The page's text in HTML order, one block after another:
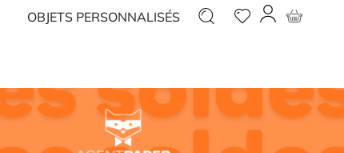
OBJETS PERSONNALISÉS
Déjà inscrit ? Nouveau ?
J'ai oublié mon mot de passe?